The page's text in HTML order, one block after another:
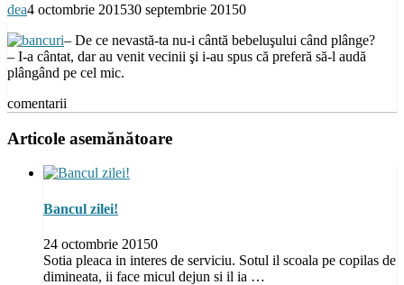
dea4 octombrie 201530 septembrie 20150
– De ce nevastă-ta nu-i cântă bebeluşului când plânge?
– I-a cântat, dar au venit vecinii şi i-au spus că preferă să-l audă
plângând pe cel mic.
comentarii
Articole asemănătoare
Bancul zilei!
24 octombrie 20150
Sotia pleaca in interes de serviciu. Sotul il scoala pe copilas de
dimineata, ii face micul dejun si il ia …